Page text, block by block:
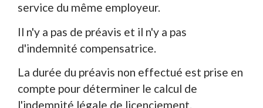
service du même employeur.
Il n'y a pas de préavis et il n'y a pas
d'indemnité compensatrice.
La durée du préavis non effectué est prise en
compte pour déterminer le calcul de
l'indemnité légale de licenciement.